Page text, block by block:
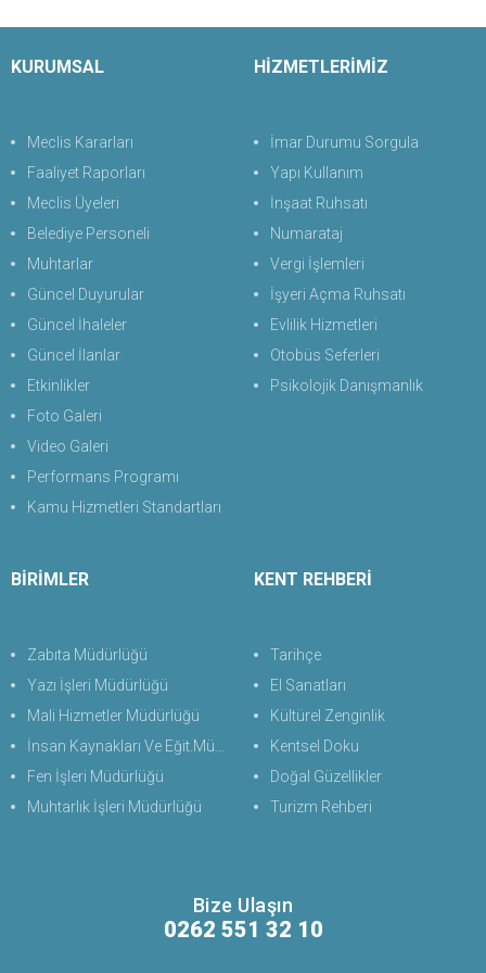
KURUMSAL
Meclis Kararları
Faaliyet Raporları
Meclis Üyeleri
Belediye Personeli
Muhtarlar
Güncel Duyurular
Güncel İhaleler
Güncel İlanlar
Etkinlikler
Foto Galeri
Video Galeri
Performans Programı
Kamu Hizmetleri Standartları
HİZMETLERİMİZ
İmar Durumu Sorgula
Yapı Kullanım
İnşaat Ruhsatı
Numarataj
Vergi İşlemleri
İşyeri Açma Ruhsatı
Evlilik Hizmetleri
Otobüs Seferleri
Psikolojik Danışmanlık
BİRİMLER
Zabıta Müdürlüğü
Yazı İşleri Müdürlüğü
Mali Hizmetler Müdürlüğü
İnsan Kaynakları Ve Eğit.Müdürlüğü
Fen İşleri Müdürlüğü
Muhtarlık İşleri Müdürlüğü
KENT REHBERİ
Tarihçe
El Sanatları
Kültürel Zenginlik
Kentsel Doku
Doğal Güzellikler
Turizm Rehberi
Bize Ulaşın
0262 551 32 10